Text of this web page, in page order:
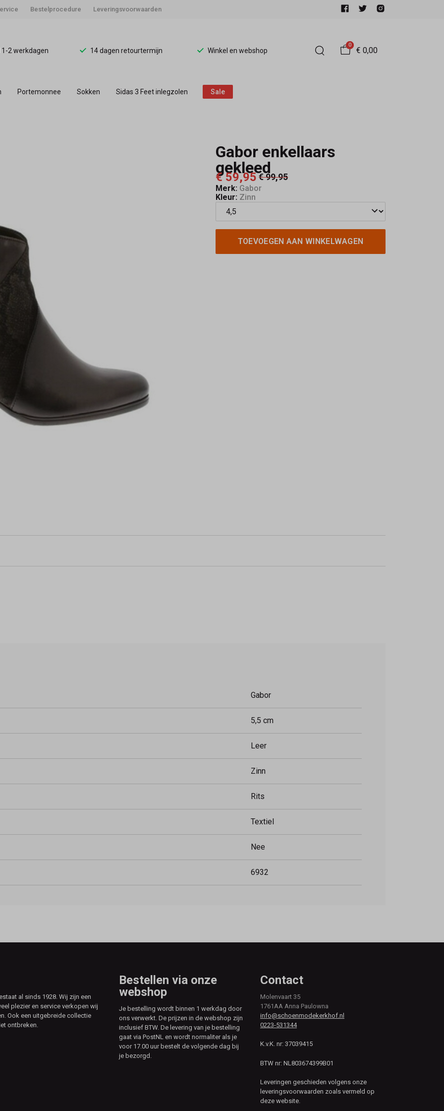
Bestelprocedure Leveringsvoorwaarden
1-2 werkdagen 14 dagen retourtermijn Winkel en webshop
0
€ 0,00
Portemonnee Sokken Sidas 3 Feet inlegzolen Sale
Gabor enkellaars
gekleed
€ 59,95€ 99,95
Merk: Gabor
Kleur: Zinn
TOEVOEGEN AAN WINKELWAGEN
Gabor
5,5 cm
Leer
Zinn
Rits
Textiel
Nee
6932
al sinds 1928. Wij zijn een
plezier en service verkopen wij
Ook een uitgebreide collectie
ontbreken.
Bestellen via onze
webshop
Je bestelling wordt binnen 1 werkdag door
ons verwerkt. De prijzen in de webshop zijn
inclusief BTW. De levering van je bestelling
gaat via PostNL en wordt normaliter als je
voor 17.00 uur bestelt de volgende dag bij
je bezorgd.
Contact
Molenvaart 35
1761AA Anna Paulowna
info@schoenmodekerkhof.nl
0223-531344
K.v.K. nr: 37039415
BTW nr: NL803674399B01
Leveringen geschieden volgens onze
leveringsvoorwaarden zoals vermeld op
deze website.